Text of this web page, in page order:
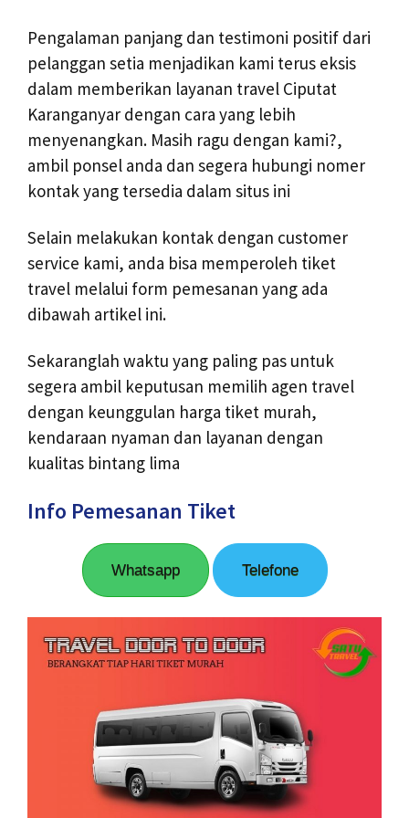
Pengalaman panjang dan testimoni positif dari
pelanggan setia menjadikan kami terus eksis
dalam memberikan layanan travel Ciputat
Karanganyar dengan cara yang lebih
menyenangkan. Masih ragu dengan kami?,
ambil ponsel anda dan segera hubungi nomer
kontak yang tersedia dalam situs ini
Selain melakukan kontak dengan customer
service kami, anda bisa memperoleh tiket
travel melalui form pemesanan yang ada
dibawah artikel ini.
Sekaranglah waktu yang paling pas untuk
segera ambil keputusan memilih agen travel
dengan keunggulan harga tiket murah,
kendaraan nyaman dan layanan dengan
kualitas bintang lima
Info Pemesanan Tiket
Whatsapp Telefone